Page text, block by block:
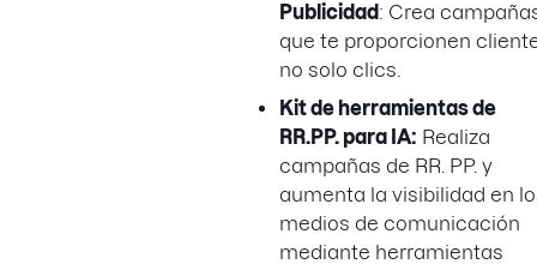
Publicidad : Crea
que te proporcionen
no solo clics.
Kit de herramientas de
RR.PP. para IA: Realiza
campañas de RR. PP. y
aumenta la visibilidad en
medios de comunicación
mediante herramientas